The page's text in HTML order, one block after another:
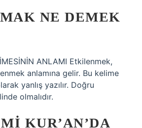
NE DEMEK
ANLAMI Etkilenmek,
anlamına gelir. Bu kelime
yanlış yazılır. Doğru
olmalıdır.
KUR’AN’DA